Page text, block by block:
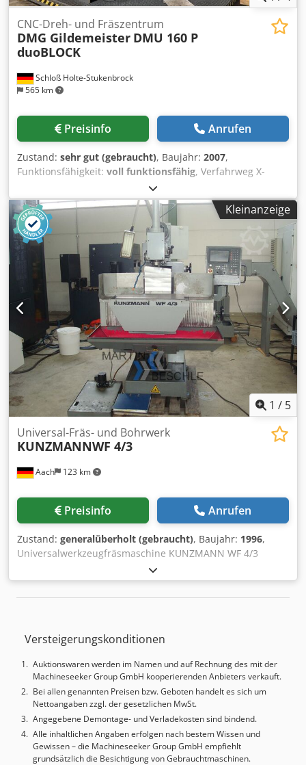
uns auf Ihren Besuch. Ihr Markus Hirsch Team
Schloß Holte-Stukenbrock
565 km
CNC-Dreh- und Fräszentrum
DMG Gildemeister DMU 160 P
duoBLOCK
Preisinfo Anrufen
Zustand: sehr gut (gebraucht), Baujahr: 2007,
Funktionsfähigkeit: voll funktionsfähig, Verfahrweg X-
, Verfahrweg Y-Achse:
Verfahrweg Z-Achse:1’000 mm, Bearbeitungszentrum
vertikal Hersteller: DMG Crsdpfx Afjzhufho Aef Typ: DMU
160 P duoBLOCK Baujahr: 2007 Steuerung: Heidenhain
ITNC 530 Achsen: 5-Achsen Simultan Verfahrwege X: 1600
mm Y: 1250 mm Z: 1000 mm Werkzeugwechsler: 60
Werkzeugplätze Drehzahl: 18.000 U/min - HSK 63 -
Messtaster - Werkzeugvermessung Blum Laser -
Kühlmittelbehälter 980 Liter - IKZ 40 Bar - Späneförderer -
Elektronisches Handrad - Betriebart 4 - Vorbereitung 3-D-
Quickset ( Software) - Universalfräskopf mit gesteuerter A-
Achse Maschine aus Raumfahrt Institut. Hervorragender
Zustand. Irrtum und Zwischenverkauf vorbehalten.
Kleinanzeige
1 / 5
Aach 123 km
Universal-Fräs- und Bohrwerk
KUNZMANNWF 4/3
Preisinfo Anrufen
Zustand: generalüberholt (gebraucht), Baujahr: 1996,
Universalwerkzeugfräsmaschine KUNZMANN WF 4/3
Codpfx Afjq Ulucs Asrf Mit 3 Achsen Heidenhain
Digitalanzeige Baujahr: 1996 Verfahrwege: X 400 Y 320 Z
400 Drehzahlbereich: 40 – 2550 U/min Mit folgendem
Hydraulische Werkzeugklemmung Automatische
4-Stück Maschinenschuhe Kühlmitteleinrichtung
Betriebsanleitung DIE MASCHINE WAR NUR FÜR DIE
LEHRLINGSAUSBILDUNG EINGESETZT !! DIE MASCHINE
BEFINDET SICH IN EINEM GUTEN ZUSTAND !!
Versteigerungskonditionen
Auktionswaren werden im Namen und auf Rechnung des mit der
Machineseeker Group GmbH kooperierenden Anbieters verkauft.
Bei allen genannten Preisen bzw. Geboten handelt es sich um
Nettoangaben zzgl. der gesetzlichen MwSt.
Angegebene Demontage- und Verladekosten sind bindend.
Alle inhaltlichen Angaben erfolgen nach bestem Wissen und
Gewissen – die Machineseeker Group GmbH empfiehlt
grundsätzlich die Besichtigung von Gebrauchtmaschinen.